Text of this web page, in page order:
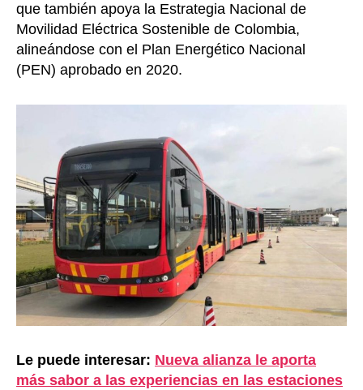
que también apoya la Estrategia Nacional de
Movilidad Eléctrica Sostenible de Colombia,
alineándose con el Plan Energético Nacional
(PEN) aprobado en 2020.
Le puede interesar: Nueva alianza le aporta
más sabor a las experiencias en las estaciones